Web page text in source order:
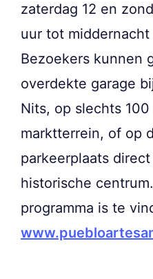
zaterdag 12 en
uur tot
Bezoekers kunnen
overdekte garage
Nits, op slechts
marktterrein, of op
parkeerplaats
historische
programma is te